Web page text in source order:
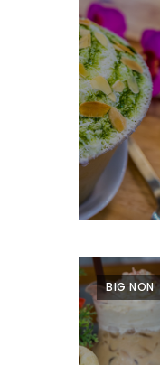
พ่อ
ค้า
แซ่บ
แม่ค้า
สวย
ร้าน
รวย
เสน่ห์
ของ
ที่
ต้อง
ไป
ลอง
BIG NON